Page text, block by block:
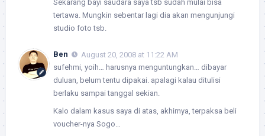
Sekarang bayi saudara saya tsb sudah mulai bisa
tertawa. Mungkin sebentar lagi dia akan mengunjungi
studio foto tsb.
Ben
August 20, 2008 at 11:22 AM
sufehmi, yoih… harusnya menguntungkan… dibayar
duluan, belum tentu dipakai. apalagi kalau ditulisi
berlaku sampai tanggal sekian.
Kalo dalam kasus saya di atas, akhirnya, terpaksa beli
voucher-nya Sogo…